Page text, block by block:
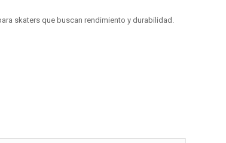
skaters que buscan rendimiento y durabilidad.